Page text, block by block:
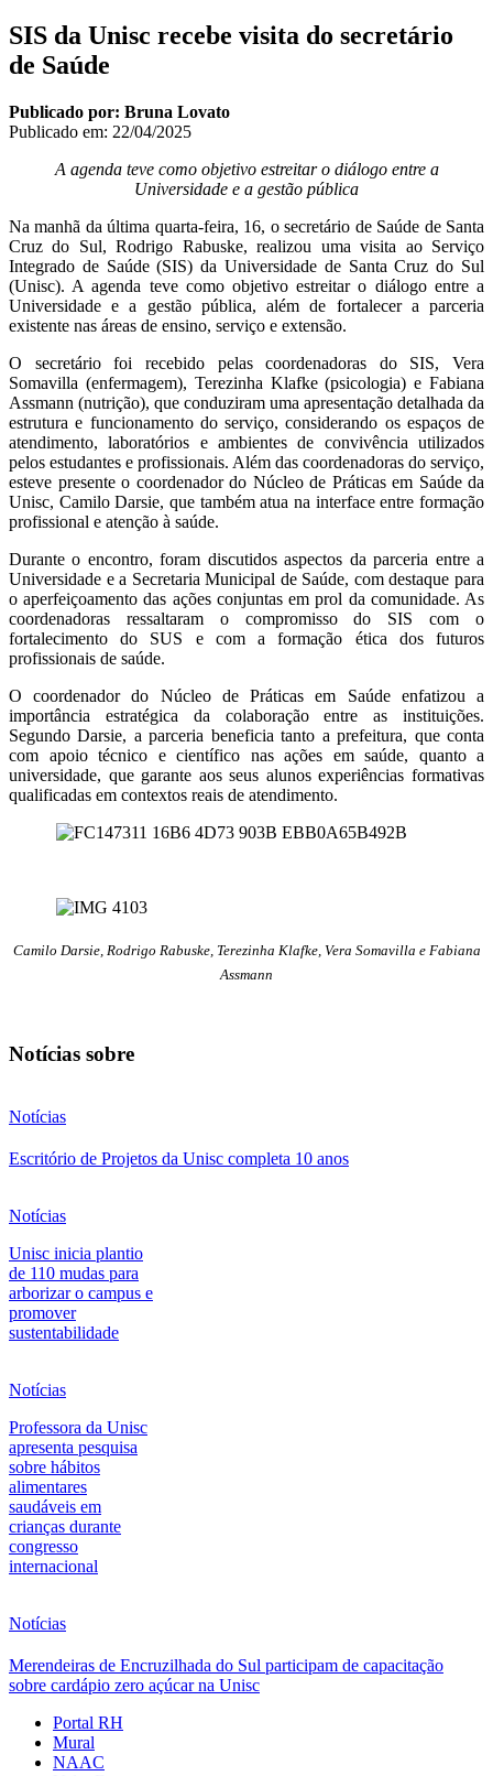
SIS da Unisc recebe visita do secretário
de Saúde
Publicado por: Bruna Lovato
Publicado em: 22/04/2025
A agenda teve como objetivo estreitar o diálogo entre a
Universidade e a gestão pública
Na manhã da última quarta-feira, 16, o secretário de Saúde de Santa
Cruz do Sul, Rodrigo Rabuske, realizou uma visita ao Serviço
Integrado de Saúde (SIS) da Universidade de Santa Cruz do Sul
(Unisc). A agenda teve como objetivo estreitar o diálogo entre a
Universidade e a gestão pública, além de fortalecer a parceria
existente nas áreas de ensino, serviço e extensão.
O secretário foi recebido pelas coordenadoras do SIS, Vera
Somavilla (enfermagem), Terezinha Klafke (psicologia) e Fabiana
Assmann (nutrição), que conduziram uma apresentação detalhada da
estrutura e funcionamento do serviço, considerando os espaços de
atendimento, laboratórios e ambientes de convivência utilizados
pelos estudantes e profissionais. Além das coordenadoras do serviço,
esteve presente o coordenador do Núcleo de Práticas em Saúde da
Unisc, Camilo Darsie, que também atua na interface entre formação
profissional e atenção à saúde.
Durante o encontro, foram discutidos aspectos da parceria entre a
Universidade e a Secretaria Municipal de Saúde, com destaque para
o aperfeiçoamento das ações conjuntas em prol da comunidade. As
coordenadoras ressaltaram o compromisso do SIS com o
fortalecimento do SUS e com a formação ética dos futuros
profissionais de saúde.
O coordenador do Núcleo de Práticas em Saúde enfatizou a
importância estratégica da colaboração entre as instituições.
Segundo Darsie, a parceria beneficia tanto a prefeitura, que conta
com apoio técnico e científico nas ações em saúde, quanto a
universidade, que garante aos seus alunos experiências formativas
qualificadas em contextos reais de atendimento.
Camilo Darsie, Rodrigo Rabuske, Terezinha Klafke, Vera Somavilla e Fabiana
Assmann
Notícias sobre
Notícias
Escritório de Projetos da Unisc completa 10 anos
Notícias
Unisc inicia plantio
de 110 mudas para
arborizar o campus e
promover
sustentabilidade
Notícias
Professora da Unisc
apresenta pesquisa
sobre hábitos
alimentares
saudáveis em
crianças durante
congresso
internacional
Notícias
Merendeiras de Encruzilhada do Sul participam de capacitação
sobre cardápio zero açúcar na Unisc
Portal RH
Mural
NAAC